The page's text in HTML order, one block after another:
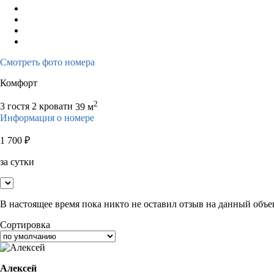
Смотреть фото номера
Комфорт
3 гостя 2 кровати 39 м2
Информация о номере
1 700 ₽
за сутки
В настоящее время пока никто не оставил отзыв на данный
Сортировка
Алексей